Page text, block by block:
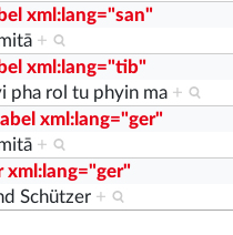
xml:lang="san"
+
xml:lang="tib"
pha rol tu phyin ma +
xml:lang="ger"
+
xml:lang="ger"
Schützer +